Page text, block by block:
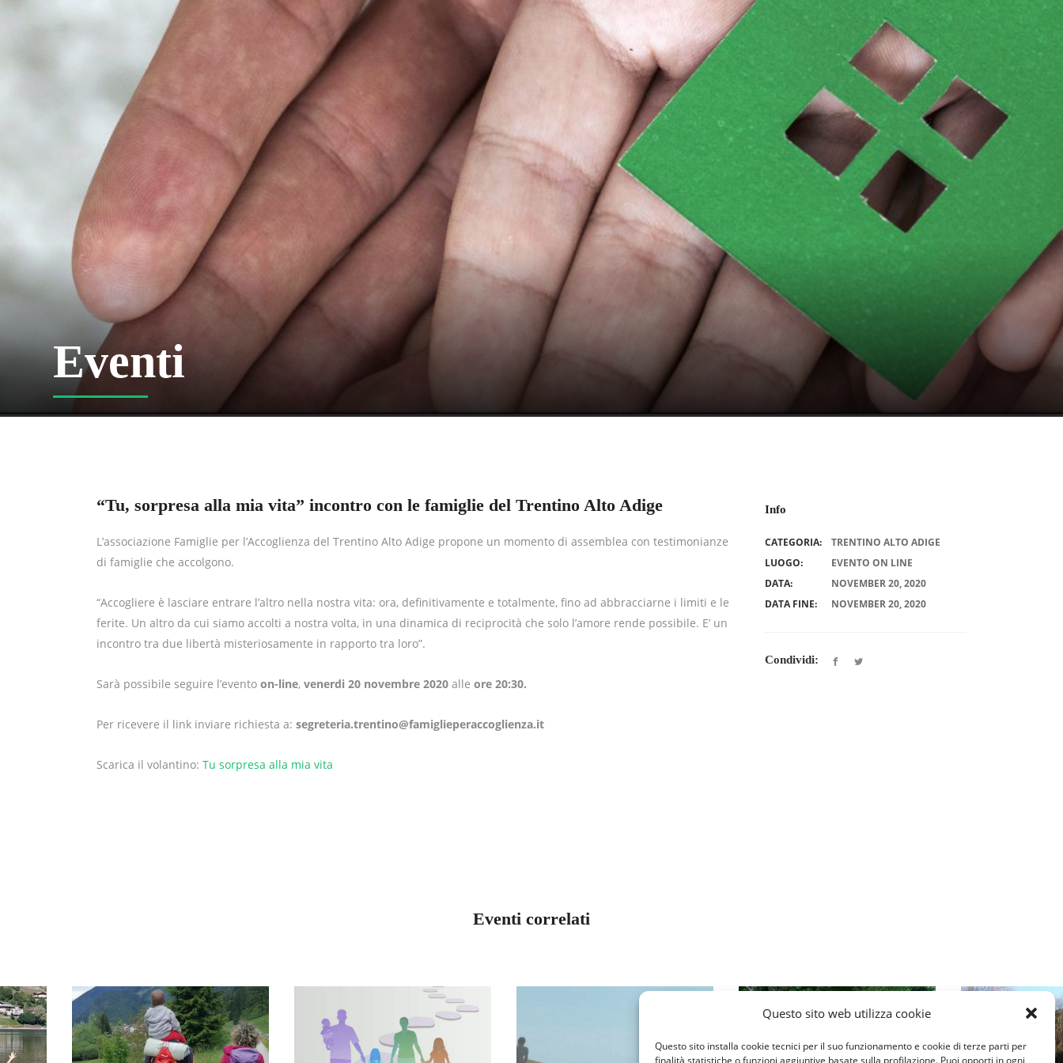
Questo sito web utilizza cookie
Questo sito installa cookie tecnici per il suo funzionamento e cookie di terze parti per
finalità statistiche o funzioni aggiuntive basate sulla profilazione. Puoi opporti in ogni
Eventi
“Tu, sorpresa alla mia vita” incontro con le famiglie del Trentino Alto Adige Info
L’associazione Famiglie per l’Accoglienza del Trentino Alto Adige propone un momento di assemblea con testimonianze
di famiglie che accolgono.
“Accogliere è lasciare entrare l’altro nella nostra vita: ora, definitivamente e totalmente, fino ad abbracciarne i limiti e le
ferite. Un altro da cui siamo accolti a nostra volta, in una dinamica di reciprocità che solo l’amore rende possibile. E’ un
incontro tra due libertà misteriosamente in rapporto tra loro”.
Sarà possibile seguire l’evento on-line, venerdi 20 novembre 2020 alle ore 20:30.
Per ricevere il link inviare richiesta a: segreteria.trentino@famiglieperaccoglienza.it
Scarica il volantino: Tu sorpresa alla mia vita
CATEGORIA:
TRENTINO ALTO ADIGE
LUOGO:
EVENTO ON LINE
DATA:
NOVEMBER 20, 2020
DATA FINE:
NOVEMBER 20, 2020
Condividi:
Eventi correlati
DI
TRENTINO ALTO ADIGE
GIORNATA DI
TRENTINO ALTO ADIGE
GENITORI E FIGLI:
GIORNATA INSIEME
TRENTINO ALTO ADIGE
TRENTINO
INIZIO